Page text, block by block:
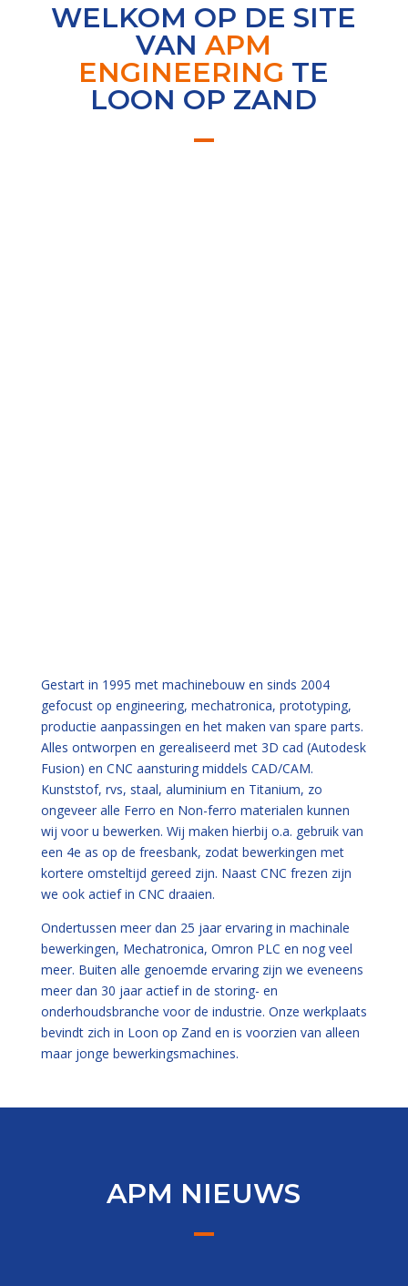
WELKOM OP DE SITE
VANAPM
ENGINEERING TE
LOON OP ZAND
Gestart in 1995 met machinebouw en sinds 2004
gefocust op engineering, mechatronica, prototyping,
productie aanpassingen en het maken van spare parts.
Alles ontworpen en gerealiseerd met 3D cad (Autodesk
Fusion) en CNC aansturing middels CAD/CAM.
Kunststof, rvs, staal, aluminium en Titanium, zo
ongeveer alle Ferro en Non-ferro materialen kunnen
wij voor u bewerken. Wij maken hierbij o.a. gebruik van
een 4e as op de freesbank, zodat bewerkingen met
kortere omsteltijd gereed zijn. Naast CNC frezen zijn
we ook actief in CNC draaien.
Ondertussen meer dan 25 jaar ervaring in machinale
bewerkingen, Mechatronica, Omron PLC en nog veel
meer. Buiten alle genoemde ervaring zijn we eveneens
meer dan 30 jaar actief in de storing- en
onderhoudsbranche voor de industrie. Onze werkplaats
bevindt zich in Loon op Zand en is voorzien van alleen
maar jonge bewerkingsmachines.
APM NIEUWS